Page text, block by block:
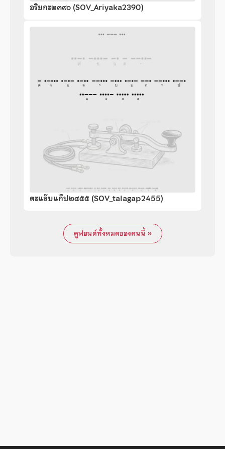
อริยกะ๒๓๙๐ (SOV_Ariyaka2390)
ตะแล๊บแก๊ป๒๔๕๕ (SOV_talagap2455)
ดูฟอนต์ทั้งหมดของคนนี้ »